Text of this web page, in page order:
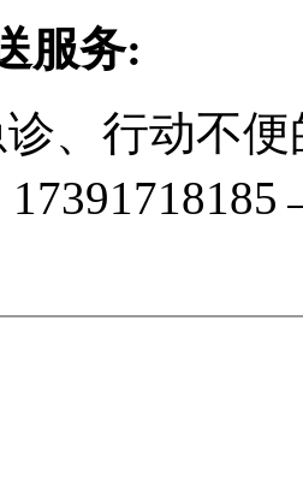
服务:
诊、行动不